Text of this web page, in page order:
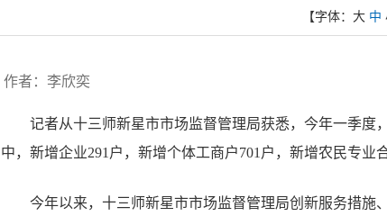
【字体： 大 中
作者：李欣奕
记者从十三师新星市市场监督管理局获悉，今年一季度
中，新增企业291户，新增个体工商户701户，新增农民专业
今年以来，十三师新星市市场监督管理局创新服务措施